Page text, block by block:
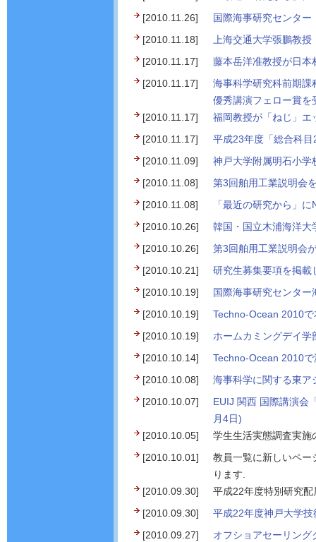
[2010.11.26]
国際海事研究センタ
[2010.11.18]
上海交通大学張鵬教
[2010.11.17]
藤本岳洋准教授が日本
[2010.11.17]
海事科学研究科前期課
優秀講演フェロー賞を
[2010.11.17]
福岡教授が「ねじ」エ
[2010.11.17]
平成23年度「総合科
[2010.11.09]
神戸大学附属明石小学
[2010.11.08]
第3回舶用工業説明会
[2010.11.08]
「最近の研究から」
[2010.10.26]
韓国・国立木浦海洋大
[2010.10.26]
第3回舶用工業説明会
[2010.10.21]
研究生募集要項を掲載
[2010.10.19]
国際海事研究センタ
[2010.10.19]
Techno-Ocean 2010
[2010.10.19]
ホームカミングデイ学
[2010.10.14]
Techno-Ocean 2010
[2010.10.08]
海事科学に関する東
[2010.10.07]
EUIJ 関西 国際講演会
月4日)
[2010.10.05]
学生生活実態調査実
[2010.10.01]
教員一覧に新しいペー
ります.
[2010.09.30]
平成22年度特別研究
[2010.09.30]
平成22年度神戸大学
[2010.09.27]
オフショアセーリン